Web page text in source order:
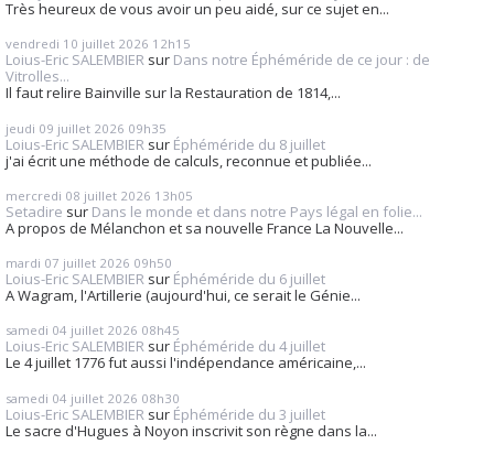
Très heureux de vous avoir un peu aidé, sur ce sujet en...
vendredi 10 juillet 2026 12h15
Loius-Eric SALEMBIER sur Dans notre Éphéméride de ce jour : de
Vitrolles...
Il faut relire Bainville sur la Restauration de 1814,...
jeudi 09 juillet 2026 09h35
Loius-Eric SALEMBIER sur Éphéméride du 8 juillet
j'ai écrit une méthode de calculs, reconnue et publiée...
mercredi 08 juillet 2026 13h05
Setadire sur Dans le monde et dans notre Pays légal en folie...
A propos de Mélanchon et sa nouvelle France La Nouvelle...
mardi 07 juillet 2026 09h50
Loius-Eric SALEMBIER sur Éphéméride du 6 juillet
A Wagram, l'Artillerie (aujourd'hui, ce serait le Génie...
samedi 04 juillet 2026 08h45
Loius-Eric SALEMBIER sur Éphéméride du 4 juillet
Le 4 juillet 1776 fut aussi l'indépendance américaine,...
samedi 04 juillet 2026 08h30
Loius-Eric SALEMBIER sur Éphéméride du 3 juillet
Le sacre d'Hugues à Noyon inscrivit son règne dans la...